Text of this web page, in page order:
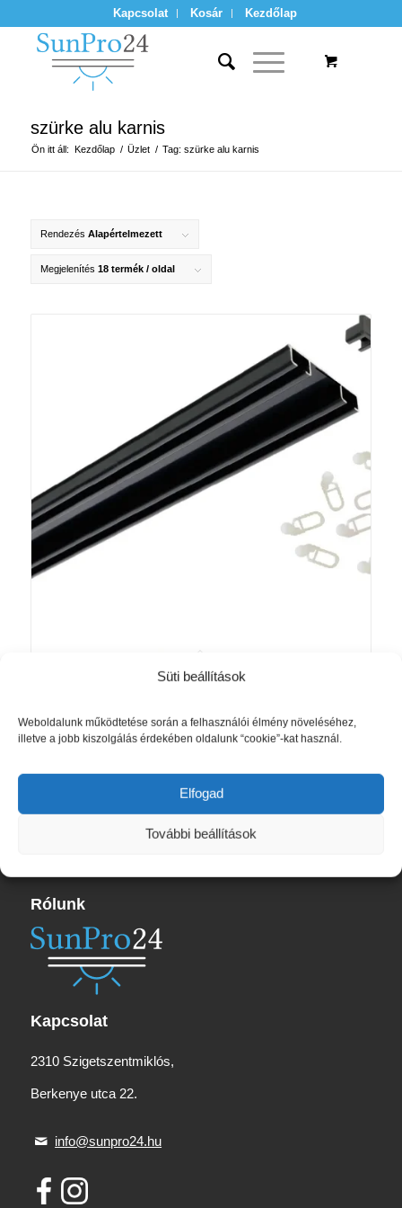
Süti beállítások
Weboldalunk működtetése során a felhasználói élmény növeléséhez,
illetve a jobb kiszolgálás érdekében oldalunk “cookie”-kat használ.
Elfogad
További beállítások
Kapcsolat Kosár Kezdőlap
szürke alu karnis
Ön itt áll: Kezdőlap / Üzlet / Tag: szürke alu karnis
Rendezés Alapértelmezett
Megjelenítés 18 termék / oldal
COMO kétsoros alumínium karnis
6 090Ft
Rólunk
Kapcsolat
2310 Szigetszentmiklós,
Berkenye utca 22.
info@sunpro24.hu